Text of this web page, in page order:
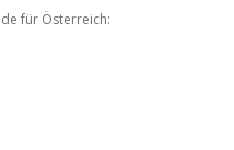
für Österreich: